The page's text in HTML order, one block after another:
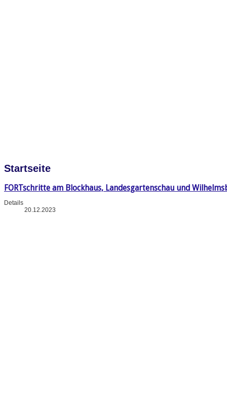
Startseite
FORTschritte am Blockhaus, Landesgartenschau und
Details
20.12.2023